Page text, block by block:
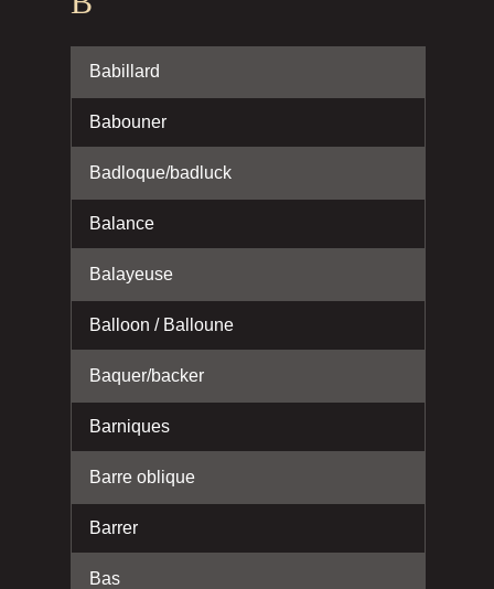
Babillard
Babouner
Badloque/badluck
Balance
Balayeuse
Balloon / Balloune
Baquer/backer
Barniques
Barre oblique
Barrer
Bas